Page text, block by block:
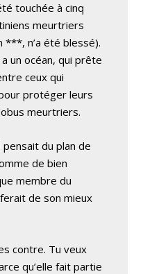
touchée à cinq
meurtriers
***, n’a été blessé).
un océan, qui prête
ceux qui
protéger leurs
meurtriers.
pensait du plan de
de bien
membre du
de son mieux
contre. Tu veux
qu’elle fait partie